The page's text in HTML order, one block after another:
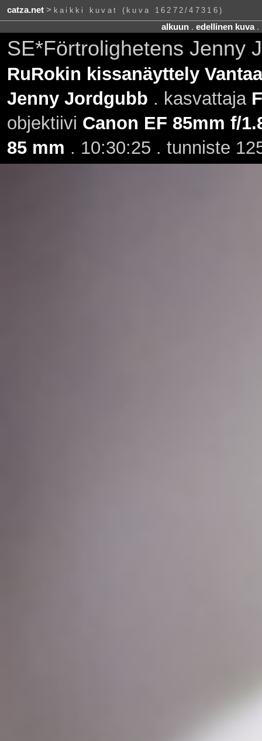
catza.net> kaikki kuvat (kuva 16272/47316)
alkuun. edellinen kuva.
SE*Förtrolighetens Jenny
RuRokin kissanäyttely
Jenny Jordgubb . kasvattaja
objektiivi Canon EF 85mm f/
85 mm . 10:30:25 . tunniste